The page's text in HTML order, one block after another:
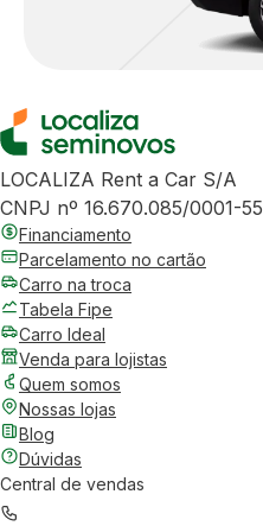
LOCALIZA Rent a Car S/A
CNPJ nº 16.670.085/0001-55
Financiamento
Parcelamento no cartão
Carro na troca
Tabela Fipe
Carro Ideal
Venda para lojistas
Quem somos
Nossas lojas
Blog
Dúvidas
Central de vendas